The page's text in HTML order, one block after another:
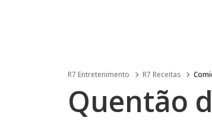
R7 Entretenimento R7 Receitas
Quentão